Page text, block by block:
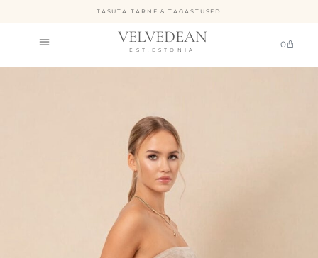
TASUTA TARNE & TAGASTUSED
VELVEDEAN
EST.ESTONIA
0